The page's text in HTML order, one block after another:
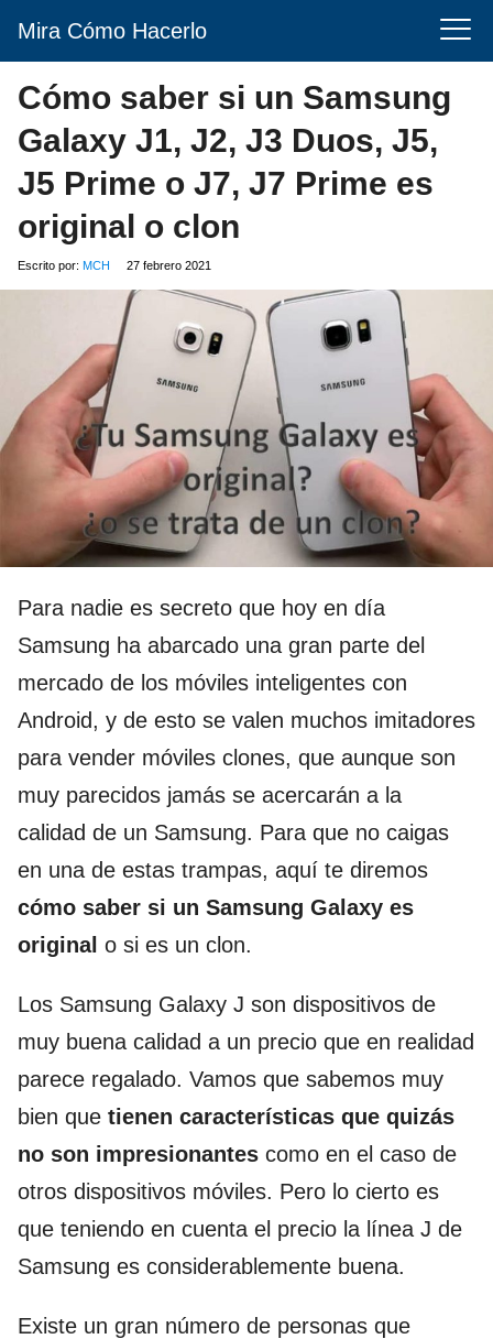
Mira Cómo Hacerlo
Cómo saber si un Samsung
Galaxy J1, J2, J3 Duos, J5,
J5 Prime o J7, J7 Prime es
original o clon
Escrito por: MCH 27 febrero 2021
Para nadie es secreto que hoy en día
Samsung ha abarcado una gran parte del
mercado de los móviles inteligentes con
Android, y de esto se valen muchos imitadores
para vender móviles clones, que aunque son
muy parecidos jamás se acercarán a la
calidad de un Samsung. Para que no caigas
en una de estas trampas, aquí te diremos
cómo saber si un Samsung Galaxy es
original o si es un clon.
Los Samsung Galaxy J son dispositivos de
muy buena calidad a un precio que en realidad
parece regalado. Vamos que sabemos muy
bien que tienen características que quizás
no son impresionantes como en el caso de
otros dispositivos móviles. Pero lo cierto es
que teniendo en cuenta el precio la línea J de
Samsung es considerablemente buena.
Existe un gran número de personas que